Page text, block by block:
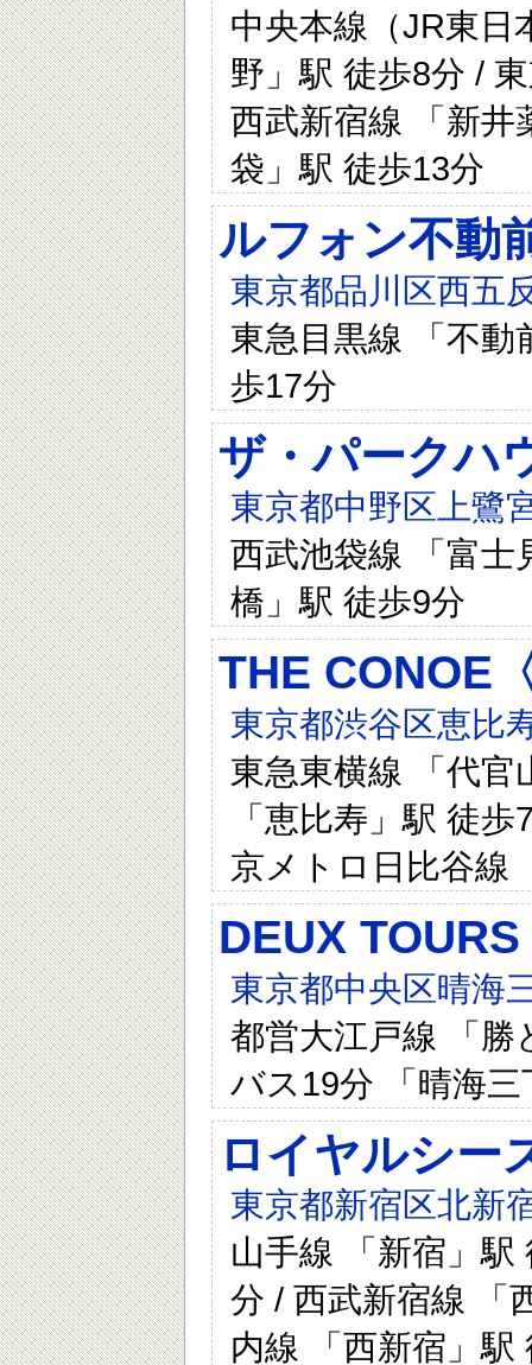
中央本線（JR東日
野」駅 徒歩8分 /
西武新宿線 「新井
袋」駅 徒歩13分
ルフォン不動
東京都品川区西五
東急目黒線 「不動
歩17分
ザ・パークハ
東京都中野区上鷺
西武池袋線 「富士
橋」駅 徒歩9分
THE CONOE
東京都渋谷区恵比
東急東横線 「代官
「恵比寿」駅 徒
京メトロ日比谷線
DEUX
東京都中央区晴海
都営大江戸線 「勝
バス19分 「晴海
ロイヤルシー
東京都新宿区北新
山手線 「新宿」駅
分 / 西武新宿線 「
内線 「西新宿」駅